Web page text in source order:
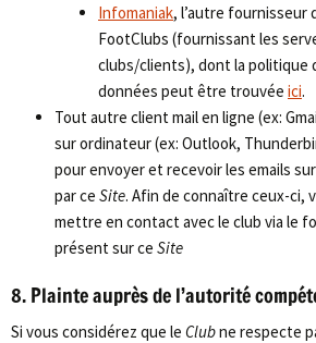
Infomaniak, l’autre fournisseur
FootClubs (fournissant les
clubs/clients), dont la politique
données peut être trouvée ici.
Tout autre client mail en ligne (ex:
sur ordinateur (ex: Outlook,
pour envoyer et recevoir les emails
par ce Site. Afin de connaître ceux-ci,
mettre en contact avec le club via le
présent sur ce Site
8. Plainte auprès de l’autorité
Si vous considérez que le Clubne respecte